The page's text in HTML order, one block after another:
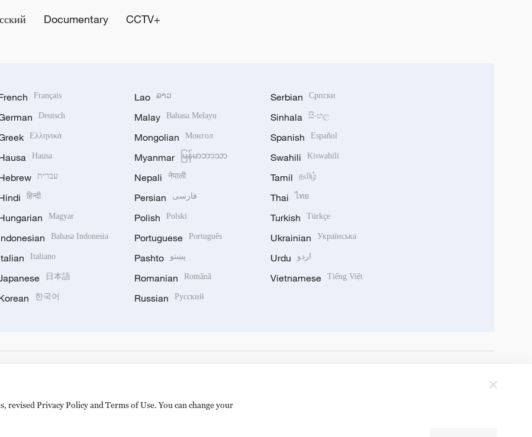
Documentary CCTV+
Français
Deutsch
Ελληνικά
Hausa
עברית
हिन्दी
Magyar
Bahasa Indonesia
Italiano
日本語
한국어
Lao ລາວ
Malay Bahasa Melayu
Mongolian Монгол
Myanmar မြန်မာဘာသာ
Nepali नेपाली
Persian فارسی
Polish Polski
Portuguese Português
Pashto پښتو
Romanian Română
Russian Русский
Serbian Српски
Sinhala සිංහල
Spanish Español
Swahili Kiswahili
Tamil தமிழ்
Thai ไทย
Turkish Türkçe
Ukrainian Українська
Urdu اردو
Vietnamese Tiếng Việt
Privacy Policy and Terms of Use. You can change your